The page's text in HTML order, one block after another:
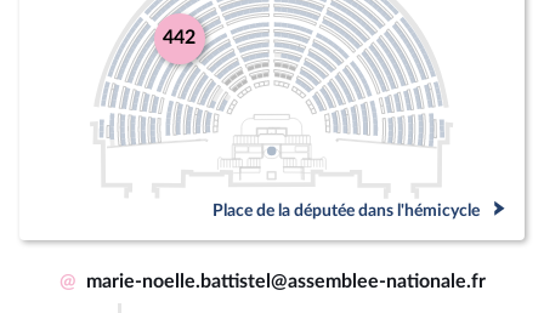
442
Place de la députée dans l'hémicycle
@ marie-noelle.battistel@assemblee-nationale.fr